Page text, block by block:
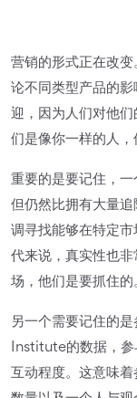
营销的形式正在改
论不同类型产品的
迎，因为人们对他
们是像你一样的人，
重要的是要记住，一
但仍然比拥有大量
调寻找能够在特定
代来说，真实性也
场，他们是要抓住的
另一个需要记住的
Institute的数据，参
互动程度。这意味